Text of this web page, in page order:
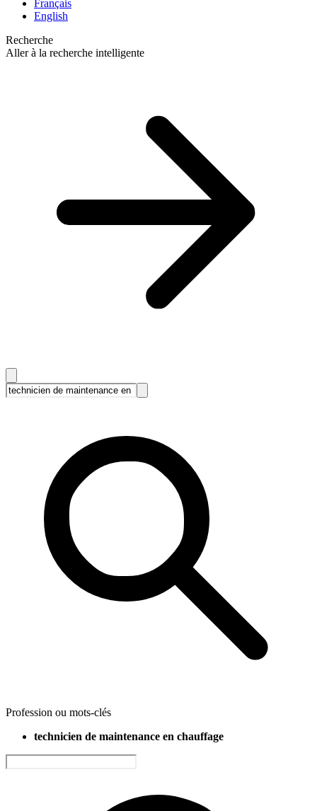
Français
English
Recherche
Aller à la recherche intelligente
Profession ou mots-clés
technicien de maintenance en chauffage